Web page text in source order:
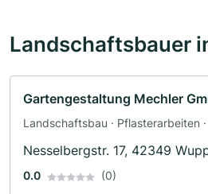
Landschaftsbauer
Gartengestaltung Mechler
Landschaftsbau · Pflasterarbeiten
Nesselbergstr. 17, 42349
0.0 (0)